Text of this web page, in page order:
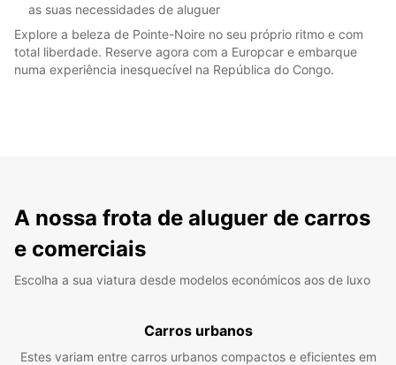
as suas necessidades de aluguer
Explore a beleza de Pointe-Noire no seu próprio ritmo e com
total liberdade. Reserve agora com a Europcar e embarque
numa experiência inesquecível na República do Congo.
A nossa frota de aluguer de carros
e comerciais
Escolha a sua viatura desde modelos económicos aos de luxo
Carros urbanos
Estes variam entre carros urbanos compactos e eficientes em